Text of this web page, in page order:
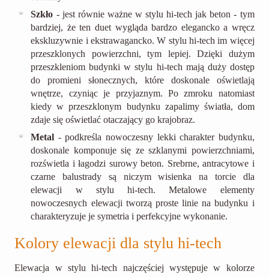
Szkło - jest równie ważne w stylu hi-tech jak beton - tym
bardziej, że ten duet wygląda bardzo elegancko a wręcz
ekskluzywnie i ekstrawagancko. W stylu hi-tech im więcej
przeszklonych powierzchni, tym lepiej. Dzięki dużym
przeszkleniom budynki w stylu hi-tech mają duży dostęp
do promieni słonecznych, które doskonale oświetlają
wnętrze, czyniąc je przyjaznym. Po zmroku natomiast
kiedy w przeszklonym budynku zapalimy światła, dom
zdaje się oświetlać otaczający go krajobraz.
Metal - podkreśla nowoczesny lekki charakter budynku,
doskonale komponuje się ze szklanymi powierzchniami,
rozświetla i łagodzi surowy beton. Srebrne, antracytowe i
czarne balustrady są niczym wisienka na torcie dla
elewacji w stylu hi-tech. Metalowe elementy
nowoczesnych elewacji tworzą proste linie na budynku i
charakteryzuje je symetria i perfekcyjne wykonanie.
Kolory elewacji dla stylu hi-tech
Elewacja w stylu hi-tech najczęściej występuje w kolorze